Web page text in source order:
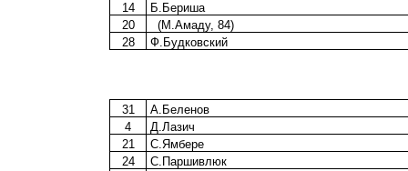
14
Б.Бериша
20
(М.Амаду, 84)
28
Ф.Будковский
31
А.Беленов
4
Д.Лазич
21
С.Ямбере
24
С.Паршивлюк